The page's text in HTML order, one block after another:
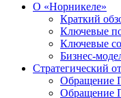
О «Норникеле»
Краткий
Ключевые
Ключевые
Бизнес-
Стратегический
Обращение
Обращение